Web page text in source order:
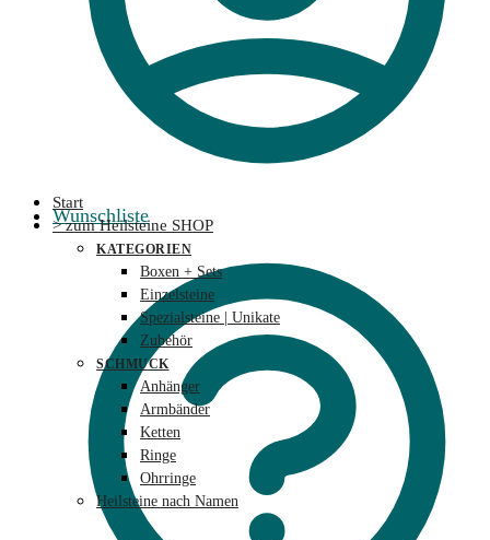
Wunschliste
Start
> zum Heilsteine SHOP
KATEGORIEN
Boxen + Sets
Einzelsteine
Spezialsteine | Unikate
Zubehör
SCHMUCK
Anhänger
Armbänder
Ketten
Ringe
Ohrringe
Heilsteine nach Namen